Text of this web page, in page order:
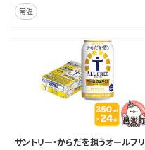
常温
サントリー・からだを想うオールフリ